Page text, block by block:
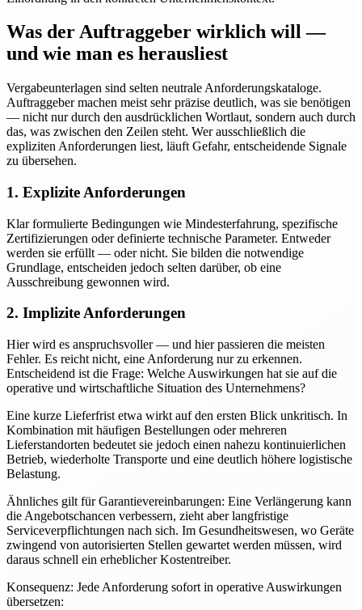
Was der Auftraggeber wirklich will —
und wie man es herausliest
Vergabeunterlagen sind selten neutrale Anforderungskataloge.
Auftraggeber machen meist sehr präzise deutlich, was sie benötigen
— nicht nur durch den ausdrücklichen Wortlaut, sondern auch durch
das, was zwischen den Zeilen steht. Wer ausschließlich die
expliziten Anforderungen liest, läuft Gefahr, entscheidende Signale
zu übersehen.
1. Explizite Anforderungen
Klar formulierte Bedingungen wie Mindesterfahrung, spezifische
Zertifizierungen oder definierte technische Parameter. Entweder
werden sie erfüllt — oder nicht. Sie bilden die notwendige
Grundlage, entscheiden jedoch selten darüber, ob eine
Ausschreibung gewonnen wird.
2. Implizite Anforderungen
Hier wird es anspruchsvoller — und hier passieren die meisten
Fehler. Es reicht nicht, eine Anforderung nur zu erkennen.
Entscheidend ist die Frage: Welche Auswirkungen hat sie auf die
operative und wirtschaftliche Situation des Unternehmens?
Eine kurze Lieferfrist etwa wirkt auf den ersten Blick unkritisch. In
Kombination mit häufigen Bestellungen oder mehreren
Lieferstandorten bedeutet sie jedoch einen nahezu kontinuierlichen
Betrieb, wiederholte Transporte und eine deutlich höhere logistische
Belastung.
Ähnliches gilt für Garantievereinbarungen: Eine Verlängerung kann
die Angebotschancen verbessern, zieht aber langfristige
Serviceverpflichtungen nach sich. Im Gesundheitswesen, wo Geräte
zwingend von autorisierten Stellen gewartet werden müssen, wird
daraus schnell ein erheblicher Kostentreiber.
Konsequenz: Jede Anforderung sofort in operative Auswirkungen
übersetzen: